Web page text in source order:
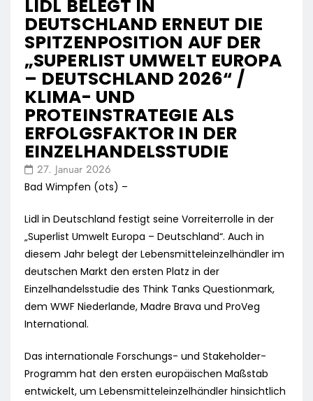
LIDL BELEGT IN
DEUTSCHLAND ERNEUT DIE
SPITZENPOSITION AUF DER
„SUPERLIST UMWELT EUROPA
– DEUTSCHLAND 2026“ /
KLIMA- UND
PROTEINSTRATEGIE ALS
ERFOLGSFAKTOR IN DER
EINZELHANDELSSTUDIE
27. Januar 2026
Bad Wimpfen (ots) –
Lidl in Deutschland festigt seine Vorreiterrolle in der
„Superlist Umwelt Europa – Deutschland“. Auch in
diesem Jahr belegt der Lebensmitteleinzelhändler im
deutschen Markt den ersten Platz in der
Einzelhandelsstudie des Think Tanks Questionmark,
dem WWF Niederlande, Madre Brava und ProVeg
International.
Das internationale Forschungs- und Stakeholder-
Programm hat den ersten europäischen Maßstab
entwickelt, um Lebensmitteleinzelhändler hinsichtlich